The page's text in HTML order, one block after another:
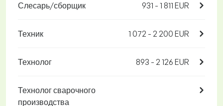
Слесарь/сборщик 931 - 1 811 EUR
Техник 1 072 - 2 200 EUR
Технолог 893 - 2 126 EUR
Технолог сварочного
производства